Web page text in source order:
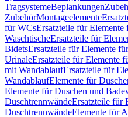
TragsystemeBeplankungen
ZubehörMontageelemente
für WCsErsatzteile für Elemente
WaschtischeErsatzteile für
BidetsErsatzteile für Elemente
UrinaleErsatzteile für Elemente
mit WandablaufErsatzteile für
WandablaufElemente für
Elemente für Duschen und
DuschtrennwändeErsatzteile für
DuschtrennwändeElemente für